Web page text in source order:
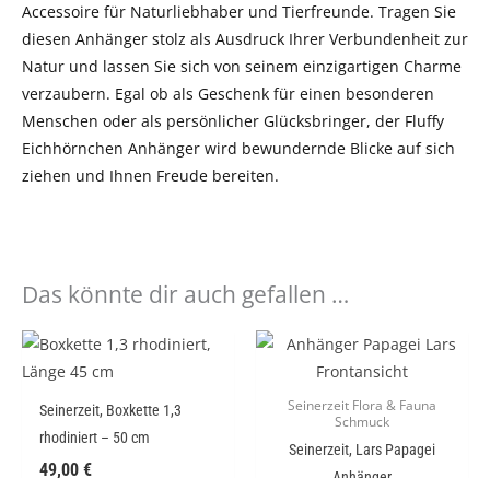
Accessoire für Naturliebhaber und Tierfreunde. Tragen Sie
diesen Anhänger stolz als Ausdruck Ihrer Verbundenheit zur
Natur und lassen Sie sich von seinem einzigartigen Charme
verzaubern. Egal ob als Geschenk für einen besonderen
Menschen oder als persönlicher Glücksbringer, der Fluffy
Eichhörnchen Anhänger wird bewundernde Blicke auf sich
ziehen und Ihnen Freude bereiten.
Das könnte dir auch gefallen …
Seinerzeit, Boxkette 1,3
rhodiniert – 50 cm
49,00€
Seinerzeit Flora & Fauna
Schmuck
Seinerzeit, Lars Papagei